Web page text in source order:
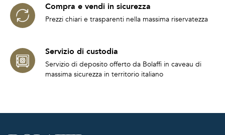
Compra e vendi in sicurezza
Prezzi chiari e trasparenti nella massima riservatezza
Servizio di custodia
Servizio di deposito offerto da Bolaffi in caveau di
massima sicurezza in territorio italiano